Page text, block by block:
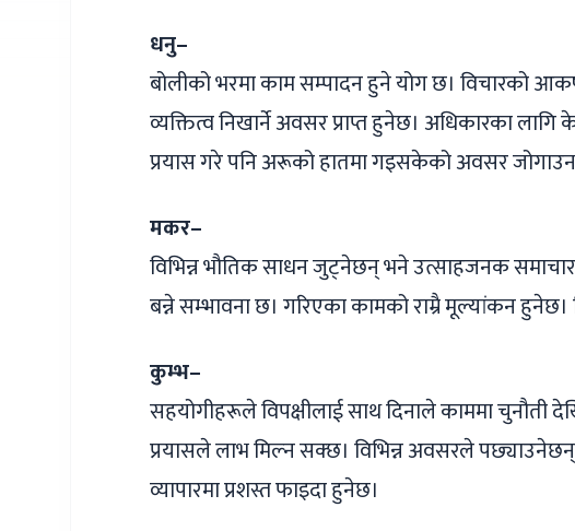
धनु–
बोलीको भरमा काम सम्पादन हुने योग छ। विचारको
व्यक्तित्व निखार्ने अवसर प्राप्त हुनेछ। अधिकारका लागि
प्रयास गरे पनि अरूको हातमा गइसकेको अवसर
मकर–
विभिन्न भौतिक साधन जुट्नेछन् भने उत्साहजनक
बन्ने सम्भावना छ। गरिएका कामको राम्रै मूल्यांकन
कुम्भ–
सहयोगीहरूले विपक्षीलाई साथ दिनाले काममा
प्रयासले लाभ मिल्न सक्छ। विभिन्न अवसरले
व्यापारमा प्रशस्त फाइदा हुनेछ।